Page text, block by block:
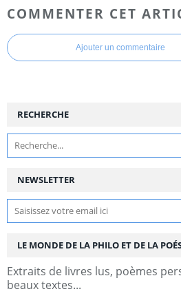
COMMENTER CET
Ajouter un commentaire
NEWSLETTER
RECHERCHE
LE MONDE DE LA PHILO ET DE LA
Extraits de livres lus, poèmes
beaux textes...